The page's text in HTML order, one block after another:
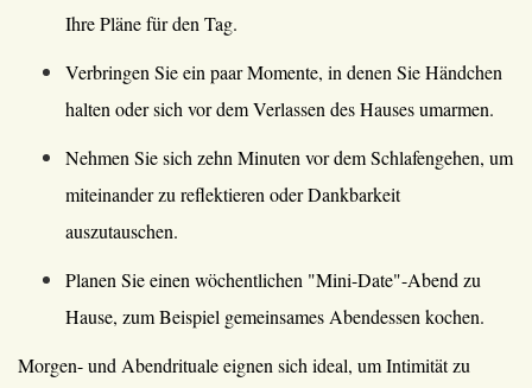
Ihre Pläne für den Tag.
Verbringen Sie ein paar Momente, in denen Sie Händchen
halten oder sich vor dem Verlassen des Hauses umarmen.
Nehmen Sie sich zehn Minuten vor dem Schlafengehen, um
miteinander zu reflektieren oder Dankbarkeit
auszutauschen.
Planen Sie einen wöchentlichen "Mini-Date"-Abend zu
Hause, zum Beispiel gemeinsames Abendessen kochen.
Morgen- und Abendrituale eignen sich ideal, um Intimität zu